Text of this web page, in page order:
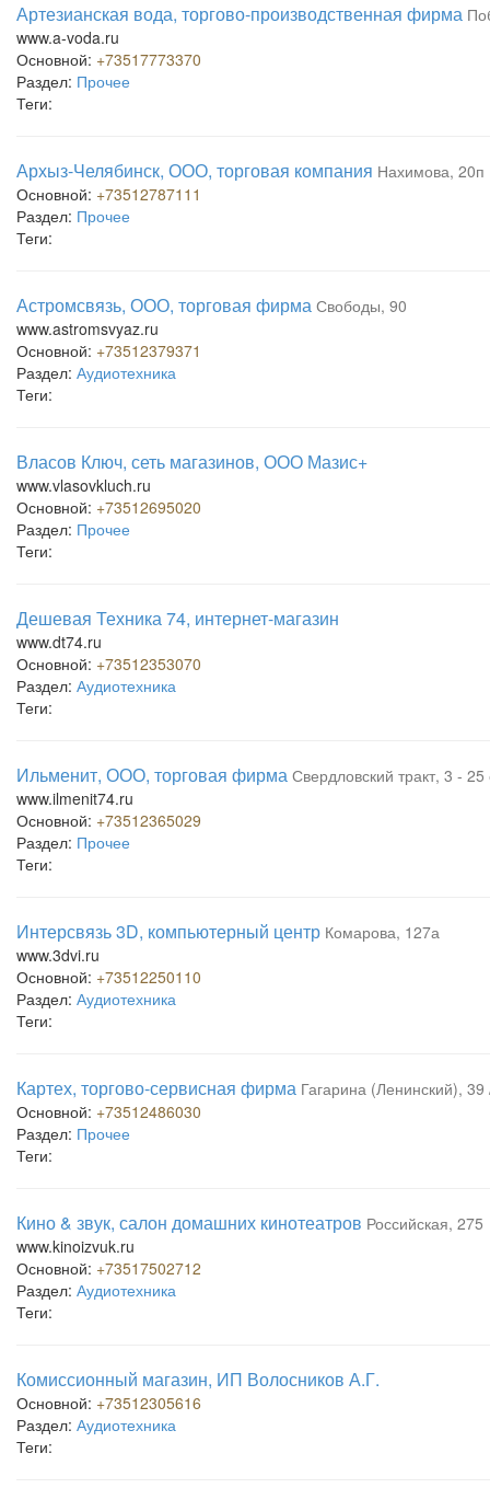
Артезианская вода, торгово-производственная фирма
www.a-voda.ru
Основной: +73517773370
Раздел: Прочее
Теги:
Архыз-Челябинск, ООО, торговая компания Нахимова, 20п
Основной: +73512787111
Раздел: Прочее
Теги:
Астромсвязь, ООО, торговая фирма Свободы, 90
www.astromsvyaz.ru
Основной: +73512379371
Раздел: Аудиотехника
Теги:
Власов Ключ, сеть магазинов, ООО Мазис+
www.vlasovkluch.ru
Основной: +73512695020
Раздел: Прочее
Теги:
Дешевая Техника 74, интернет-магазин
www.dt74.ru
Основной: +73512353070
Раздел: Аудиотехника
Теги:
Ильменит, ООО, торговая фирма Свердловский тракт, 3 -
www.ilmenit74.ru
Основной: +73512365029
Раздел: Прочее
Теги:
Интерсвязь 3D, компьютерный центр Комарова, 127а
www.3dvi.ru
Основной: +73512250110
Раздел: Аудиотехника
Теги:
Картех, торгово-сервисная фирма Гагарина (Ленинский),
Основной: +73512486030
Раздел: Прочее
Теги:
Кино & звук, салон домашних кинотеатров Российская, 275
www.kinoizvuk.ru
Основной: +73517502712
Раздел: Аудиотехника
Теги:
Комиссионный магазин, ИП Волосников А.Г.
Основной: +73512305616
Раздел: Аудиотехника
Теги: